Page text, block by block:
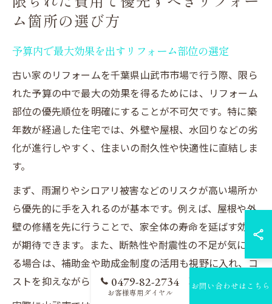
ム箇所の選び方
予算内で最大効果を出すリフォーム部位の選定
古い家のリフォームを千葉県山武市市場で行う際、限ら
れた予算の中で最大の効果を得るためには、リフォーム
部位の優先順位を明確にすることが不可欠です。特に築
年数が経過した住宅では、外壁や屋根、水回りなどの劣
化が進行しやすく、住まいの耐久性や快適性に直結しま
す。
まず、雨漏りやシロアリ被害などのリスクが高い場所か
ら優先的に手を入れるのが基本です。例えば、屋根や外
壁の修繕を先に行うことで、家全体の寿命を延ばす効果
が期待できます。また、断熱性や耐震性の不足が気にな
る場合は、補助金や助成金制度の活用も視野に入れ、コ
ストを抑えながら必要なリフォームを実現しましょう。
0479-82-2734
お客様専用ダイヤル
お問い合わせはこちら